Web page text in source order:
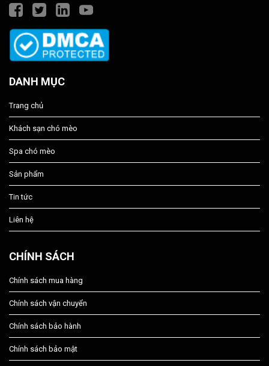
DANH MỤC
Trang chủ
Khách sạn chó mèo
Spa chó mèo
Sản phẩm
Tin tức
Liên hệ
CHÍNH SÁCH
Chính sách mua hàng
Chính sách vận chuyển
Chính sách bảo hành
Chính sách bảo mật